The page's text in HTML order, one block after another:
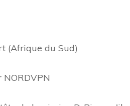
(Afrique du Sud)